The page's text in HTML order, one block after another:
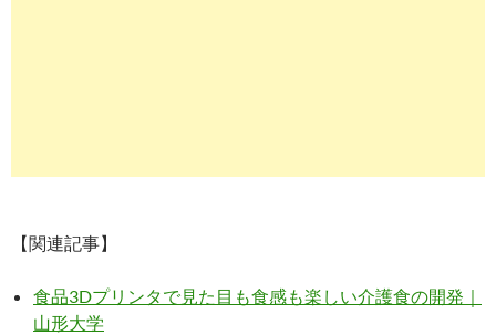
【関連記事】
食品3Dプリンタで見た目も食感も楽しい介護食の開発｜
山形大学